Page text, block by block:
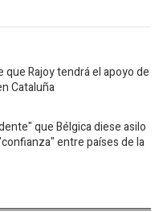
que Rajoy tendrá el apoyo de
Cataluña
que Bélgica diese asilo
entre países de la